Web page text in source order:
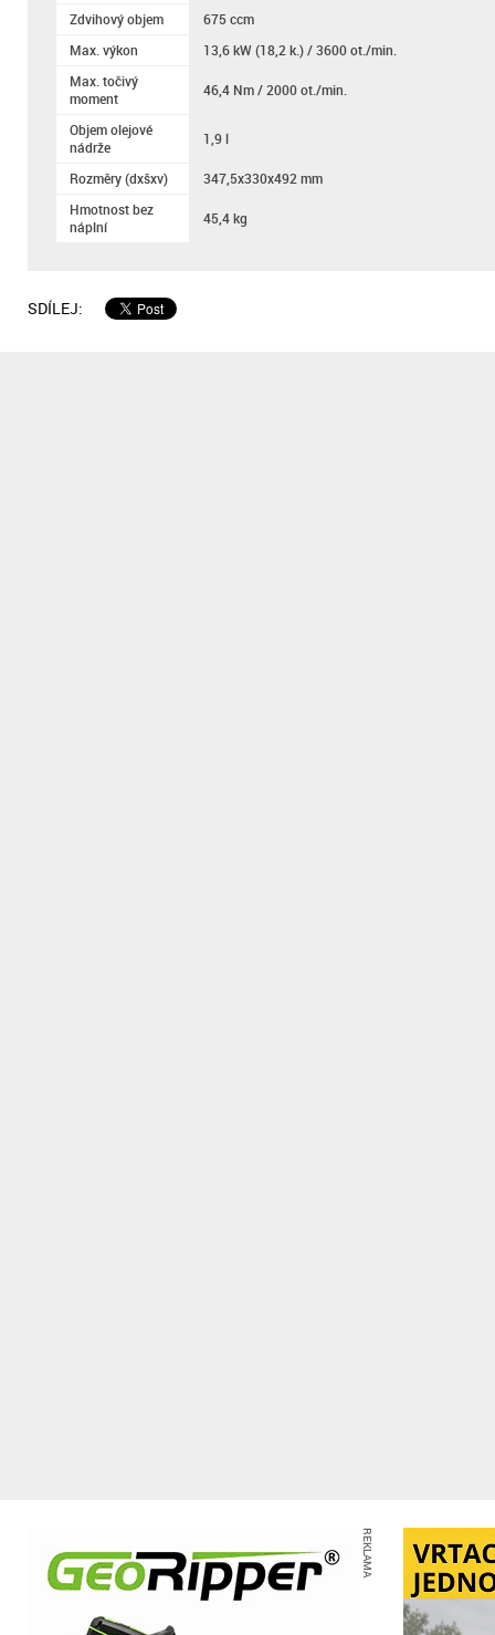
Zdvihový objem
675 ccm
Max. výkon
13,6 kW (18,2 k.) / 3600 ot./min.
Max. točivý
moment
46,4 Nm / 2000 ot./min.
Objem olejové
nádrže
1,9 l
Rozměry (dxšxv)
347,5x330x492 mm
Hmotnost bez
náplní
45,4 kg
SDÍLEJ:
REKLAMA